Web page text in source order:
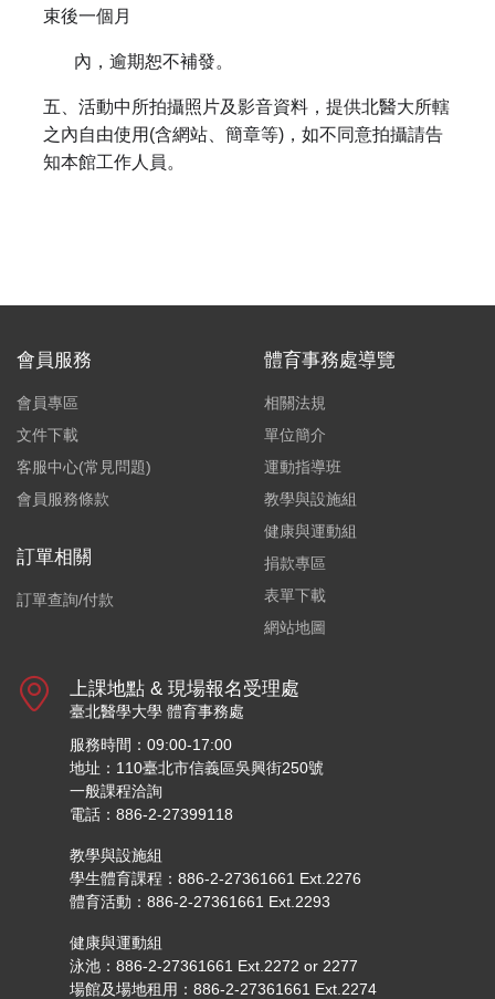
束後一個月
內，逾期恕不補發。
五、活動中所拍攝照片及影音資料，提供北醫大所轄
之內自由使用(含網站、簡章等)，如不同意拍攝請告
知本館工作人員。
會員服務
會員專區
文件下載
客服中心(常見問題)
會員服務條款
訂單相關
訂單查詢/付款
體育事務處導覽
相關法規
單位簡介
運動指導班
教學與設施組
健康與運動組
捐款專區
表單下載
網站地圖
上課地點 & 現場報名受理處
臺北醫學大學 體育事務處
服務時間：09:00-17:00
地址：110臺北市信義區吳興街250號
一般課程洽詢
電話：886-2-27399118
教學與設施組
學生體育課程：886-2-27361661 Ext.2276
體育活動：886-2-27361661 Ext.2293
健康與運動組
泳池：886-2-27361661 Ext.2272 or 2277
場館及場地租用：886-2-27361661 Ext.2274